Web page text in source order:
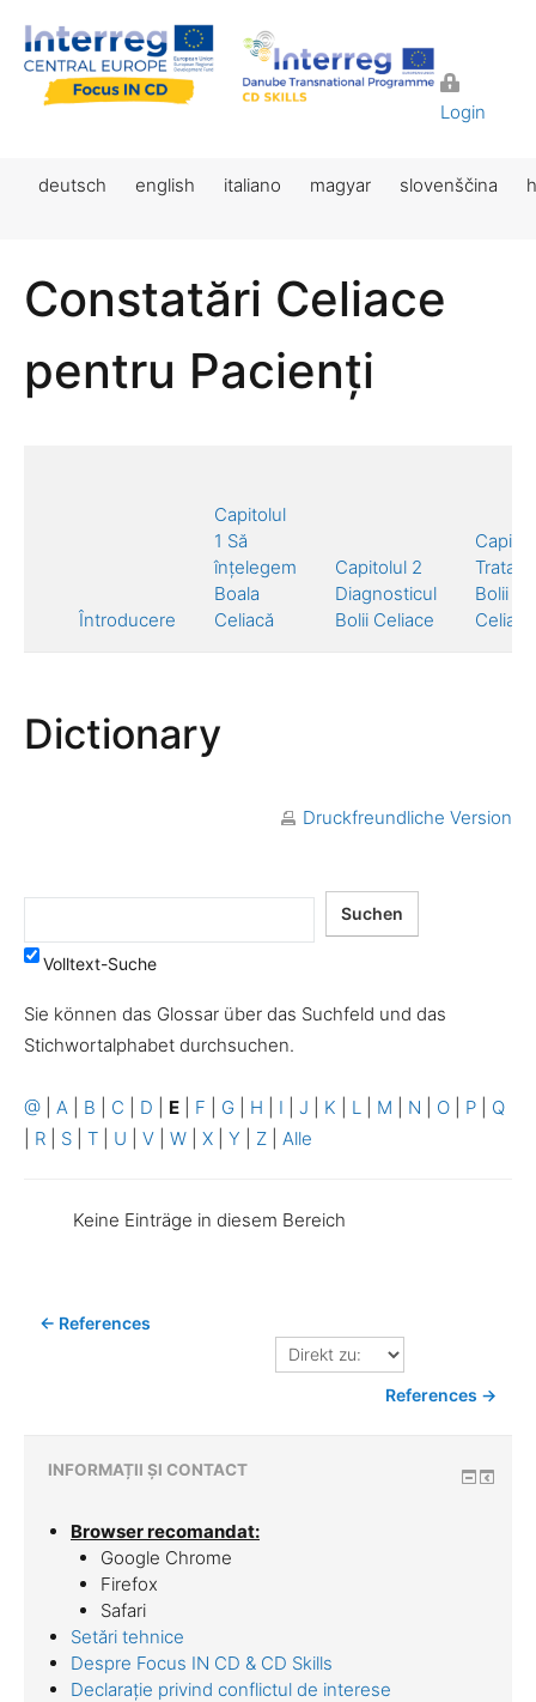
Login
deutsch english italiano magyar slovenščina
Constatări Celiace
pentru Pacienți
Întroducere
Capitolul
1 Să
înțelegem
Boala
Celiacă
Capitolul 2
Diagnosticul
Bolii Celiace
Bolii
Celiace
Dictionary
Druckfreundliche Version
Volltext-Suche
Sie können das Glossar über das Suchfeld und das
Stichwortalphabet durchsuchen.
@ A B C D E F G H I J K L M N O P
Q
R S T U V W X Y Z Alle
Keine Einträge in diesem Bereich
← References
Direkt
zu:
References →
INFORMAȚII ȘI CONTACT
Browser recomandat:
Google Chrome
Firefox
Safari
Setări tehnice
Despre Focus IN CD & CD Skills
Declarație privind conflictul de interese